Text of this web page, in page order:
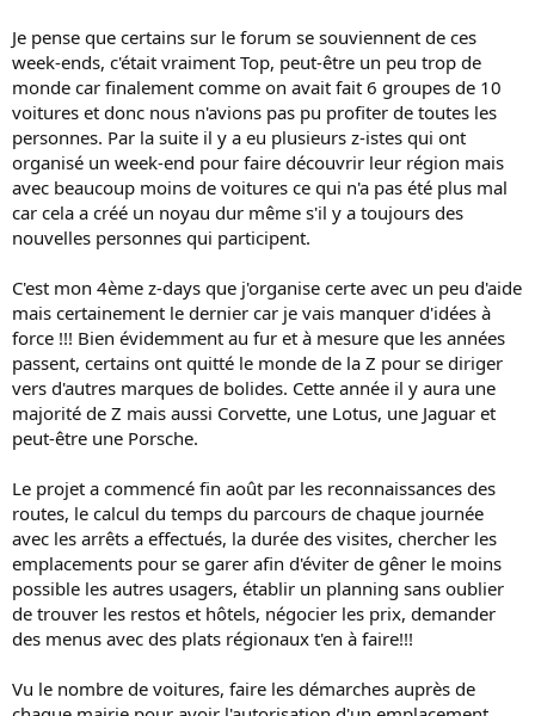
Je pense que certains sur le forum se souviennent de ces
week-ends, c'était vraiment Top, peut-être un peu trop de
monde car finalement comme on avait fait 6 groupes de 10
voitures et donc nous n'avions pas pu profiter de toutes les
personnes. Par la suite il y a eu plusieurs z-istes qui ont
organisé un week-end pour faire découvrir leur région mais
avec beaucoup moins de voitures ce qui n'a pas été plus mal
car cela a créé un noyau dur même s'il y a toujours des
nouvelles personnes qui participent.
C'est mon 4ème z-days que j'organise certe avec un peu d'aide
mais certainement le dernier car je vais manquer d'idées à
force !!! Bien évidemment au fur et à mesure que les années
passent, certains ont quitté le monde de la Z pour se diriger
vers d'autres marques de bolides. Cette année il y aura une
majorité de Z mais aussi Corvette, une Lotus, une Jaguar et
peut-être une Porsche.
Le projet a commencé fin août par les reconnaissances des
routes, le calcul du temps du parcours de chaque journée
avec les arrêts a effectués, la durée des visites, chercher les
emplacements pour se garer afin d'éviter de gêner le moins
possible les autres usagers, établir un planning sans oublier
de trouver les restos et hôtels, négocier les prix, demander
des menus avec des plats régionaux t'en à faire!!!
Vu le nombre de voitures, faire les démarches auprès de